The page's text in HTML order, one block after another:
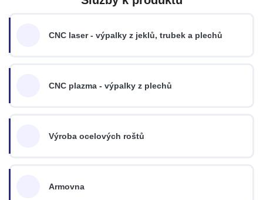
CNC laser - výpalky z jeklů, trubek a plechů
CNC plazma - výpalky z plechů
Výroba ocelových roštů
Armovna